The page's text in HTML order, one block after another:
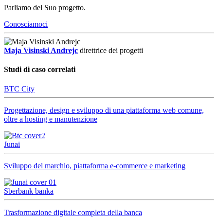
Parliamo del Suo progetto.
Conosciamoci
Maja Visinski Andrejc direttrice dei progetti
Studi di caso correlati
BTC City
Progettazione, design e sviluppo di una piattaforma web comune,
oltre a hosting e manutenzione
Junai
Sviluppo del marchio, piattaforma e-commerce e marketing
Sberbank banka
Trasformazione digitale completa della banca